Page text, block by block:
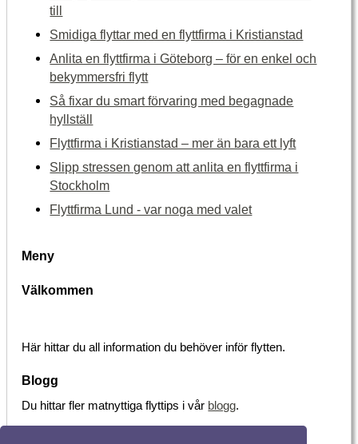
till
Smidiga flyttar med en flyttfirma i Kristianstad
Anlita en flyttfirma i Göteborg – för en enkel och
bekymmersfri flytt
Så fixar du smart förvaring med begagnade
hyllställ
Flyttfirma i Kristianstad – mer än bara ett lyft
Slipp stressen genom att anlita en flyttfirma i
Stockholm
Flyttfirma Lund - var noga med valet
Meny
Välkommen
Här hittar du all information du behöver inför flytten.
Blogg
Du hittar fler matnyttiga flyttips i vår blogg.